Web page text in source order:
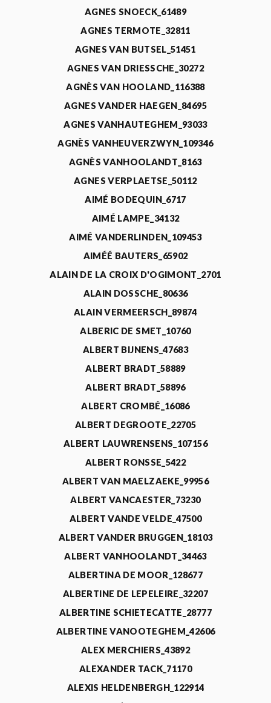
AGNES SNOECK_61489
AGNES TERMOTE_32811
AGNES VAN BUTSEL_51451
AGNES VAN DRIESSCHE_30272
AGNÈS VAN HOOLAND_116388
AGNES VANDER HAEGEN_84695
AGNES VANHAUTEGHEM_93033
AGNÈS VANHEUVERZWYN_109346
AGNÈS VANHOOLANDT_8163
AGNES VERPLAETSE_50112
AIMÉ BODEQUIN_6717
AIMÉ LAMPE_34132
AIMÉ VANDERLINDEN_109453
AIMÉÉ BAUTERS_65902
ALAIN DE LA CROIX D'OGIMONT_2701
ALAIN DOSSCHE_80636
ALAIN VERMEERSCH_89874
ALBERIC DE SMET_10760
ALBERT BIJNENS_47683
ALBERT BRADT_58889
ALBERT BRADT_58896
ALBERT CROMBÉ_16086
ALBERT DEGROOTE_22705
ALBERT LAUWRENSENS_107156
ALBERT RONSSE_5422
ALBERT VAN MAELZAEKE_99956
ALBERT VANCAESTER_73230
ALBERT VANDE VELDE_47500
ALBERT VANDER BRUGGEN_18103
ALBERT VANHOOLANDT_34463
ALBERTINA DE MOOR_128677
ALBERTINE DE LEPELEIRE_32207
ALBERTINE SCHIETECATTE_28777
ALBERTINE VANOOTEGHEM_42606
ALEX MERCHIERS_43892
ALEXANDER TACK_71170
ALEXIS HELDENBERGH_122914